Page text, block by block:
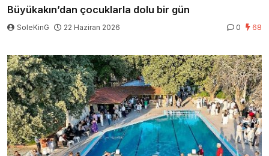
Büyükakın’dan çocuklarla dolu bir gün
SoleKinG 22 Haziran 2026 0 68